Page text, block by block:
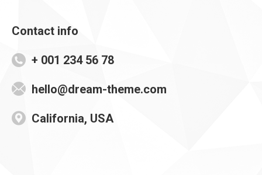
Contact info
+ 001 234 56 78
hello@dream-theme.com
California, USA